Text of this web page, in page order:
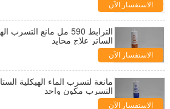
الاستفسار الآن
الترابط 590 مل مانع
الساتر علاج محايد
الاستفسار الآن
مانعة لتسرب الماء الهيكلية
التسرب مكون واحد
الاستفسار الآن